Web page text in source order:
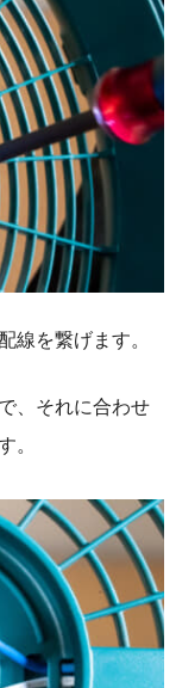
線を繋げます。
、それに合わせ
。